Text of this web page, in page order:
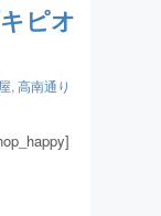
ピオ
, 高南通り